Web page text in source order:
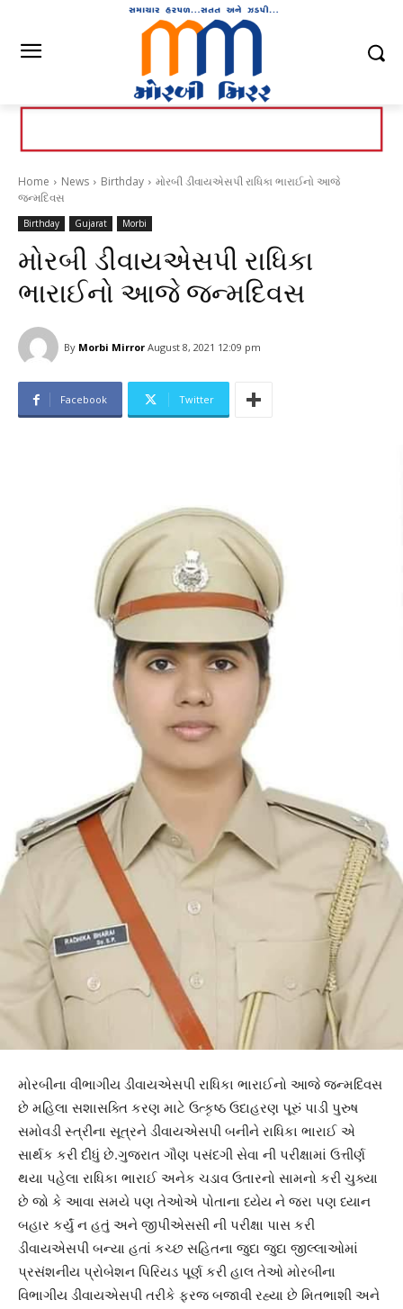
Home News Birthday
મોરબી ડીવાયએસપી રાધિકા ભારાઈનો આજે
જન્મદિવસ
Birthday Gujarat Morbi
મોરબી ડીવાયએસપી રાધિકા
ભારાઈનો આજે જન્મદિવસ
By Morbi Mirror August 8, 2021 12:09 pm
Facebook Twitter
મોરબીના વીભાગીય ડીવાયએસપી રાધિકા ભારાઈનો આજે જન્મદિવસ
છે મહિલા સશાસક્તિ કરણ માટે ઉત્કૃષ્ઠ ઉદાહરણ પૂરું પાડી પુરુષ
સમોવડી સ્ત્રીના સૂત્રને ડીવાયએસપી બનીને રાધિકા ભારાઈ એ
સાર્થક કરી દીધું છે.ગુજરાત ગૌણ પસંદગી સેવા ની પરીક્ષામાં ઉત્તીર્ણ
થયા પહેલા રાધિકા ભારાઈ અનેક ચડાવ ઉતારનો સામનો કરી ચુક્યા
છે જો કે આવા સમયે પણ તેઓએ પોતાના ધ્યેય ને જરા પણ ધ્યાન
બહાર કર્યું ન હતું અને જીપીએસસી ની પરીક્ષા પાસ કરી
ડીવાયએસપી બન્યા હતાં કચ્છ સહિતના જુદા જુદા જીલ્લાઓમાં
પ્રસંશનીય પ્રોબેશન પિરિયડ પૂર્ણ કરી હાલ તેઓ મોરબીના
વિભાગીય ડીવાયએસપી તરીકે ફરજ બજાવી રહ્યા છે મિતભાશી અને